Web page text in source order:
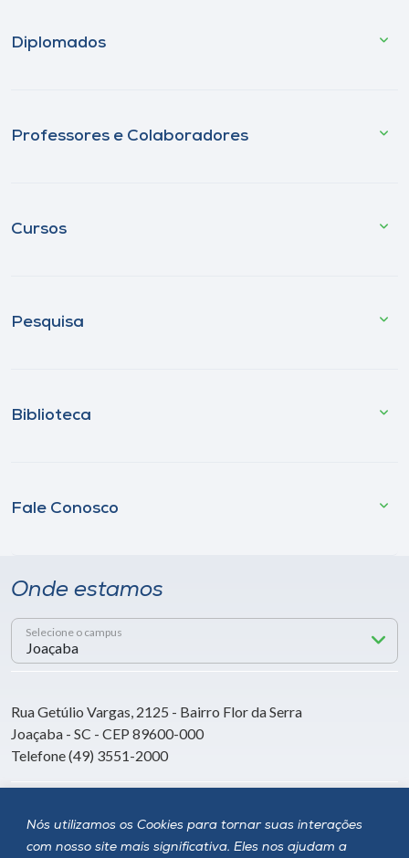
Nós utilizamos os Cookies para tornar suas interações
com nosso site mais significativa. Eles nos ajudam a
Diplomados
Professores e Colaboradores
Cursos
Pesquisa
Biblioteca
Fale Conosco
Onde estamos
Selecione o campus
Rua Getúlio Vargas, 2125 - Bairro Flor da Serra
Joaçaba - SC - CEP 89600-000
Telefone (49) 3551-2000
Siga a Unoesc